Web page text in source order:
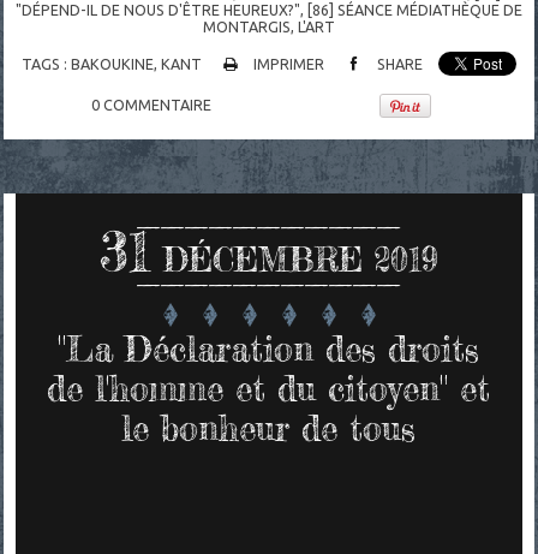
"DÉPEND-IL DE NOUS D'ÊTRE HEUREUX?", [86] SÉANCE MÉDIATHÈQUE DE
MONTARGIS, L'ART
TAGS : BAKOUKINE KANT IMPRIMER SHARE
0 COMMENTAIRE
31 DÉCEMBRE 2019
"La Déclaration des droits
de l'homme et du citoyen" et
le bonheur de tous